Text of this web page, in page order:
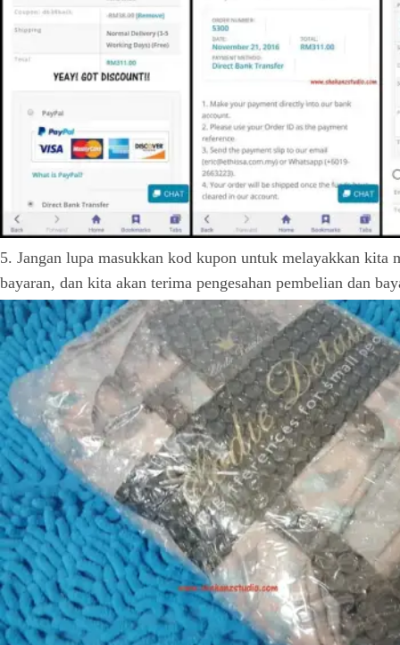
5. Jangan lupa masukkan kod kupon untuk melayakkan kita
bayaran, dan kita akan terima pengesahan pembelian dan